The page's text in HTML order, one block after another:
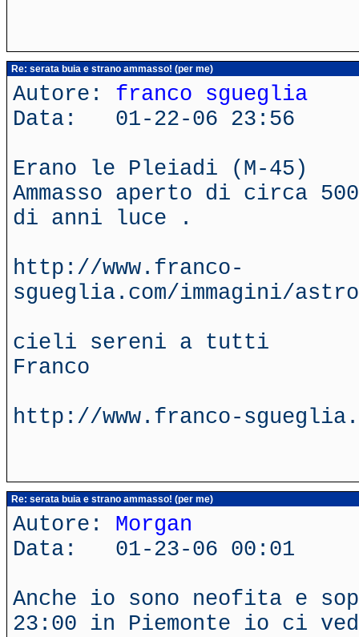
Re: serata buia e strano ammasso! (per me)
Autore: franco sgueglia
Data: 01-22-06 23:56
Erano le Pleiadi (M-45)
Ammasso aperto di circa
di anni luce .
http://www.franco-
sgueglia.com/immagini/
cieli sereni a tutti
Franco
http://www.franco-
Re: serata buia e strano ammasso! (per me)
Autore: Morgan
Data: 01-23-06 00:01
Anche io sono neofita e
23:00 in Piemonte io ci